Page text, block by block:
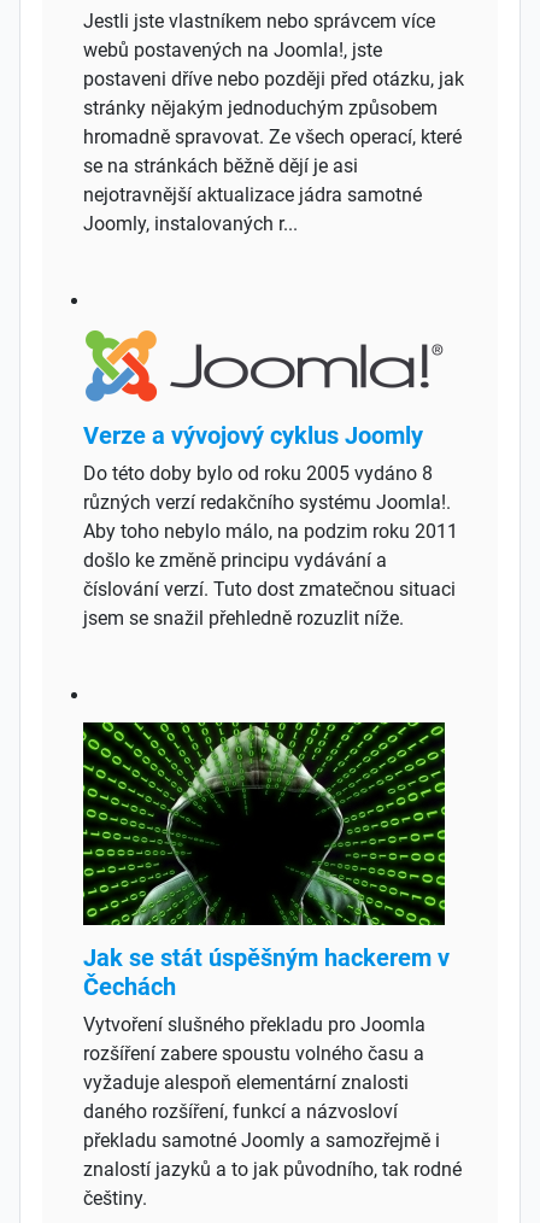
Jestli jste vlastníkem nebo správcem více
webů postavených na Joomla!, jste
postaveni dříve nebo později před otázku, jak
stránky nějakým jednoduchým způsobem
hromadně spravovat. Ze všech operací, které
se na stránkách běžně dějí je asi
nejotravnější aktualizace jádra samotné
Joomly, instalovaných r...
Verze a vývojový cyklus Joomly
Do této doby bylo od roku 2005 vydáno 8
různých verzí redakčního systému Joomla!.
Aby toho nebylo málo, na podzim roku 2011
došlo ke změně principu vydávání a
číslování verzí. Tuto dost zmatečnou situaci
jsem se snažil přehledně rozuzlit níže.
Jak se stát úspěšným hackerem v
Čechách
Vytvoření slušného překladu pro Joomla
rozšíření zabere spoustu volného času a
vyžaduje alespoň elementární znalosti
daného rozšíření, funkcí a názvosloví
překladu samotné Joomly a samozřejmě i
znalostí jazyků a to jak původního, tak rodné
češtiny.